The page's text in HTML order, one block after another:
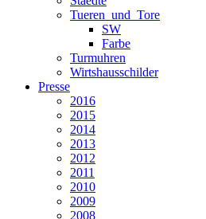
Tueren_und_Tore
SW
Farbe
Turmuhren
Wirtshausschilder
Presse
2016
2015
2014
2013
2012
2011
2010
2009
2008